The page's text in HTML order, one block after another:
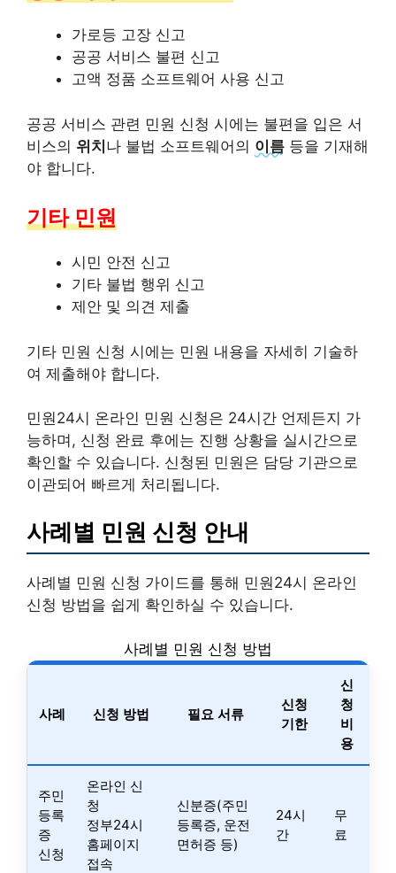
가로등 고장 신고
공공 서비스 불편 신고
고액 정품 소프트웨어 사용 신고
공공 서비스 관련 민원 신청 시에는 불편을 입은 서
비스의 위치나 불법 소프트웨어의 이름 등을 기재해
야 합니다.
기타 민원
시민 안전 신고
기타 불법 행위 신고
제안 및 의견 제출
기타 민원 신청 시에는 민원 내용을 자세히 기술하
여 제출해야 합니다.
민원24시 온라인 민원 신청은 24시간 언제든지 가
능하며, 신청 완료 후에는 진행 상황을 실시간으로
확인할 수 있습니다. 신청된 민원은 담당 기관으로
이관되어 빠르게 처리됩니다.
사례별 민원 신청 안내
사례별 민원 신청 가이드를 통해 민원24시 온라인
신청 방법을 쉽게 확인하실 수 있습니다.
사례별 민원 신청 방법
사례 신청 방법 필요 서류
신청
기한
신
청
비
용
주민
등록
증
신청
온라인 신
청
정부24시
홈페이지
접속
신분증(주민
등록증, 운전
면허증 등)
24시
간
무
료